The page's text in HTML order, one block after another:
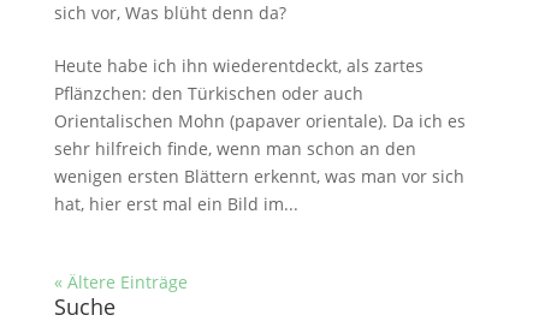
sich vor, Was blüht denn da?
Heute habe ich ihn wiederentdeckt, als zartes
Pflänzchen: den Türkischen oder auch
Orientalischen Mohn (papaver orientale). Da ich es
sehr hilfreich finde, wenn man schon an den
wenigen ersten Blättern erkennt, was man vor sich
hat, hier erst mal ein Bild im...
« Ältere Einträge
Suche